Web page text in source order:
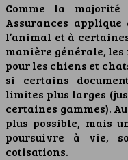
Comme la majorité
Assurances
l’animal et à
manière générale, les
pour les chiens et
si certains
limites plus larges
certaines gammes).
plus possible, mais
poursuivre à vie,
cotisations.